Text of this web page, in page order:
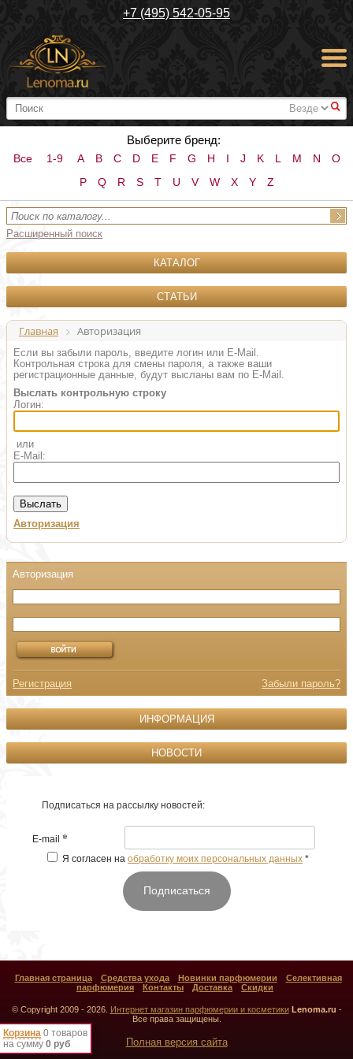
+7 (495) 542-05-95
#
Выберите бренд:
Все 1-9 A B C D E F G H I J K L M N
O
P
Q R S T U V W X Y Z
Расширенный поиск
КАТАЛОГ
СТАТЬИ
Главная Авторизация
Если вы забыли пароль, введите логин или E-Mail.
Контрольная строка для смены пароля, а также ваши
регистрационные данные, будут высланы вам по E-Mail.
Выслать контрольную строку
Логин:
или
E-Mail:
Авторизация
Корзина 0 товаров
на сумму 0 руб
Регистрация Забыли пароль?
ИНФОРМАЦИЯ
НОВОСТИ
Подписаться на рассылку новостей:
E-mail *
Я согласен на обработку моих персональных данных *
Подписаться
Главная страница Средства ухода Новинки парфюмерии
Селективная
парфюмерия
Контакты Доставка Скидки
© Copyright 2009 - 2026. Интернет магазин парфюмерии и косметики Lenoma.ru -
Все права защищены.
Полная версия сайта